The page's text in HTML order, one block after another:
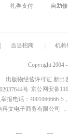
礼券支付
自助
当当招商 机构
Copyright 2004
出版物经营许可证 新出
京公网安备
报电话：4001066666-5
科文电子商务有限公司